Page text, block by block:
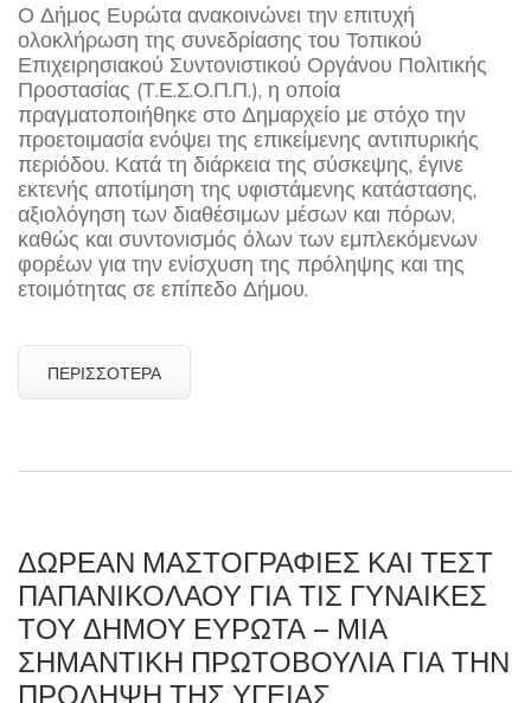
Ο Δήμος Ευρώτα ανακοινώνει την επιτυχή
ολοκλήρωση της συνεδρίασης του Τοπικού
Επιχειρησιακού Συντονιστικού Οργάνου Πολιτικής
Προστασίας (Τ.Ε.Σ.Ο.Π.Π.), η οποία
πραγματοποιήθηκε στο Δημαρχείο με στόχο την
προετοιμασία ενόψει της επικείμενης αντιπυρικής
περιόδου. Κατά τη διάρκεια της σύσκεψης, έγινε
εκτενής αποτίμηση της υφιστάμενης κατάστασης,
αξιολόγηση των διαθέσιμων μέσων και πόρων,
καθώς και συντονισμός όλων των εμπλεκόμενων
φορέων για την ενίσχυση της πρόληψης και της
ετοιμότητας σε επίπεδο Δήμου.
ΠΕΡΙΣΣΌΤΕΡΑ
ΔΩΡΕΆΝ ΜΑΣΤΟΓΡΑΦΊΕΣ ΚΑΙ ΤΕΣΤ
ΠΑΠΑΝΙΚΟΛΆΟΥ ΓΙΑ ΤΙΣ ΓΥΝΑΊΚΕΣ
ΤΟΥ ΔΉΜΟΥ ΕΥΡΏΤΑ – ΜΙΑ
ΣΗΜΑΝΤΙΚΉ ΠΡΩΤΟΒΟΥΛΊΑ ΓΙΑ ΤΗΝ
ΠΡΌΛΗΨΗ ΤΗΣ ΥΓΕΊΑΣ